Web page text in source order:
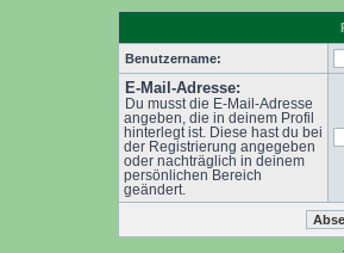
Benutzername:
E-Mail-Adresse:
Du musst die E-Mail-Adresse
angeben, die in deinem Profil
hinterlegt ist. Diese hast du bei
der Registrierung angegeben
oder nachträglich in deinem
persönlichen Bereich
geändert.